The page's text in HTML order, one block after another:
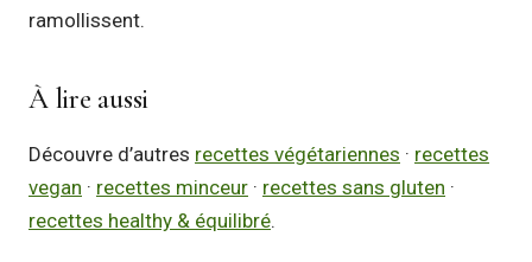
ramollissent.
À lire aussi
Découvre d’autres recettes végétariennes · recettes
vegan · recettes minceur · recettes sans gluten ·
recettes healthy & équilibré.